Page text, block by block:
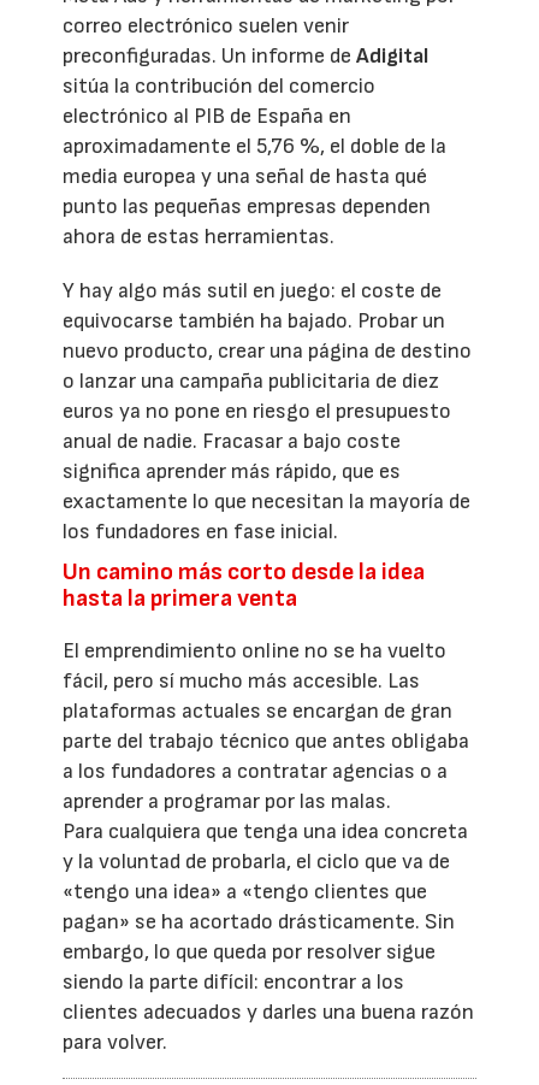
correo electrónico suelen venir
preconfiguradas. Un informe deAdigital
sitúa la contribución del comercio
electrónico al PIB de España en
aproximadamente el 5,76 %, el doble de la
media europea y una señal de hasta qué
punto las pequeñas empresas dependen
ahora de estas herramientas.
Y hay algo más sutil en juego: el coste de
equivocarse también ha bajado. Probar un
nuevo producto, crear una página de destino
o lanzar una campaña publicitaria de diez
euros ya no pone en riesgo el presupuesto
anual de nadie. Fracasar a bajo coste
significa aprender más rápido, que es
exactamente lo que necesitan la mayoría de
los fundadores en fase inicial.
Un camino más corto desde la idea
hasta la primera venta
El emprendimiento online no se ha vuelto
fácil, pero sí mucho más accesible. Las
plataformas actuales se encargan de gran
parte del trabajo técnico que antes obligaba
a los fundadores a contratar agencias o a
aprender a programar por las malas.
Para cualquiera que tenga una idea concreta
y la voluntad de probarla, el ciclo que va de
«tengo una idea» a «tengo clientes que
pagan» se ha acortado drásticamente. Sin
embargo, lo que queda por resolver sigue
siendo la parte difícil: encontrar a los
clientes adecuados y darles una buena razón
para volver.